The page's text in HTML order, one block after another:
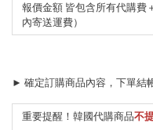
報價金額 皆包含所有代購費
內寄送運費）
► 確定訂購商品內容，下單結
重要提醒！韓國代購商品不